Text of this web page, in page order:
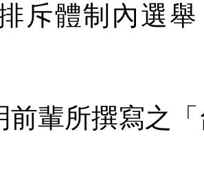
斥體制內選
前輩所撰寫之